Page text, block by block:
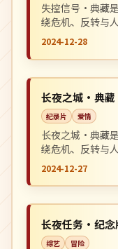
失控信号·典藏
绕危机、反转与
推荐观看。
2024-12-28
中国
长夜之城·典藏
纪录片 爱情
长夜之城·典藏
绕危机、反转与
推荐观看。
2024-12-27
美国
长夜任务·纪念
综艺 冒险